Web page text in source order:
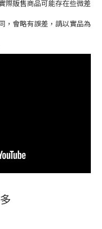
際販售商品可能存在些微差
，會略有誤差，請以實品為